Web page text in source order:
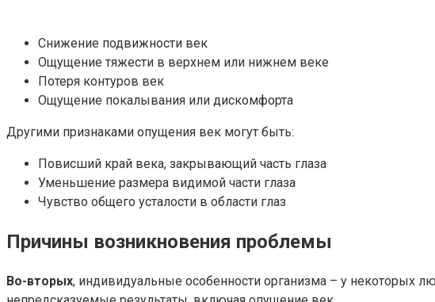
Снижение подвижности век
Ощущение тяжести в верхнем или нижнем веке
Потеря контуров век
Ощущение покалывания или дискомфорта
Другими признаками опущения век могут быть:
Повисший край века, закрывающий часть глаза
Уменьшение размера видимой части глаза
Чувство общего усталости в области глаз
Причины возникновения проблемы
Во-вторых, индивидуальные особенности организма – у некоторых